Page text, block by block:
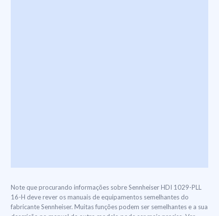
Note que procurando informações sobre Sennheiser HDI 1029-PLL
16-H deve rever os manuais de equipamentos semelhantes do
fabricante Sennheiser. Muitas funções podem ser semelhantes e a sua